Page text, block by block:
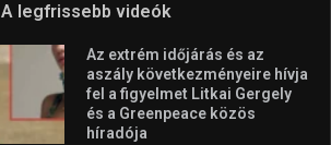
A legfrissebb videók
Az extrém időjárás és az
aszály következményeire hívja
fel a figyelmet Litkai Gergely
és a Greenpeace közös
híradója